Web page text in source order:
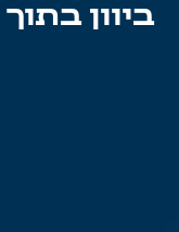
ביוון בתוך